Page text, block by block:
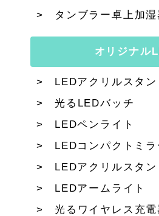
タンブラー卓上加湿
オリジナル
LEDアクリルスタ
光るLEDバッチ
LEDペンライト
LEDコンパクトミラ
LEDアクリルスタン
LEDアームライト
光るワイヤレス充電